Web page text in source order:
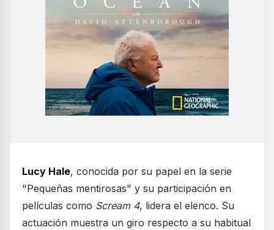
Lucy Hale, conocida por su papel en la serie
"Pequeñas mentirosas" y su participación en
películas como Scream 4, lidera el elenco. Su
actuación muestra un giro respecto a su habitual